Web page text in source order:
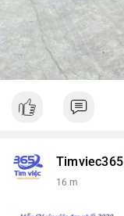
Timviec365
16 m